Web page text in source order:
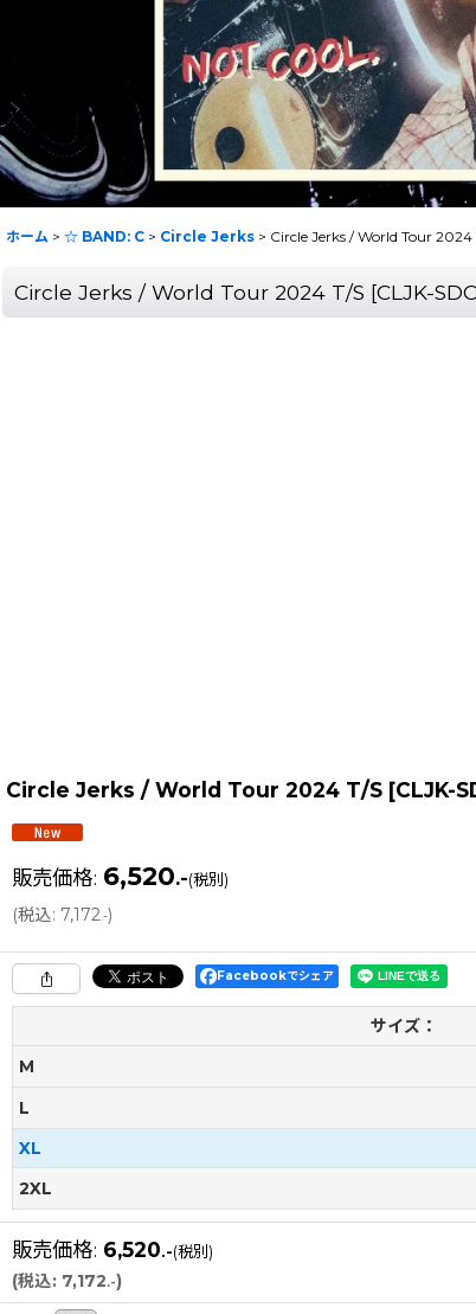
ホーム > ☆ BAND: C > Circle Jerks > Circle Jerks / World Tour 2024
Circle Jerks / World Tour 2024 T/S [CLJK-
Circle Jerks / World Tour 2024 T/S [CLJK-
販売価格: 6,520.-(税別)
(税込: 7,172.-)
Facebookでシェア
サイズ：
M
L
XL
2XL
販売価格: 6,520.-(税別)
(税込: 7,172.-)